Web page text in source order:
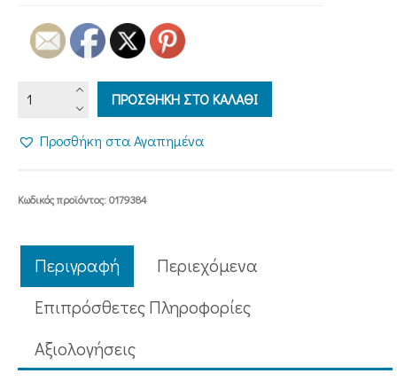
ΤΗΣ
ΣΩΤΗΡΙΑΣ
ΠΡΟΣΘΗΚΗ ΣΤΟ ΚΑΛΑΘΙ
Προσθήκη στα Αγαπημένα
Κωδικός προϊόντος:0179384
Περιγραφή
Περιεχόμενα
Επιπρόσθετες Πληροφορίες
Aξιολογήσεις